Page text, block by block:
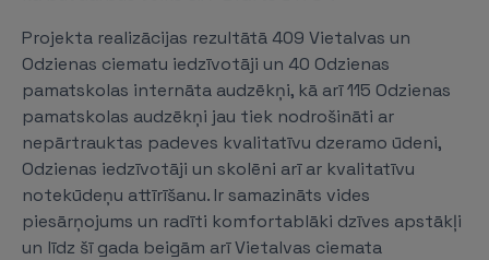
Projekta realizācijas rezultātā 409 Vietalvas un
Odzienas ciematu iedzīvotāji un 40 Odzienas
pamatskolas internāta audzēkņi, kā arī 115 Odzienas
pamatskolas audzēkņi jau tiek nodrošināti ar
nepārtrauktas padeves kvalitatīvu dzeramo ūdeni,
Odzienas iedzīvotāji un skolēni arī ar kvalitatīvu
notekūdeņu attīrīšanu. Ir samazināts vides
piesārņojums un radīti komfortablāki dzīves apstākļi
un līdz šī gada beigām arī Vietalvas ciemata